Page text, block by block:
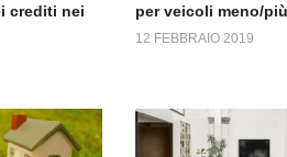
crediti nei
per veicoli meno/
12 FEBBRAIO 2019